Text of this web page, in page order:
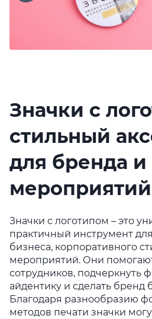
Значки с
стильный
для бренда и
мероприятий
Значки с логотипом – это
практичный инструмент
бизнеса, корпоративного
мероприятий. Они
сотрудников, подчеркнуть
айдентику и сделать бренд
Благодаря разнообразию
методов печати значки